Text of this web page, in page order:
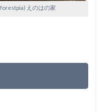
えのはの家